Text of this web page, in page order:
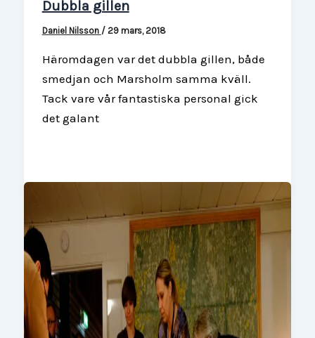
Dubbla gillen
Daniel Nilsson / 29 mars, 2018
Häromdagen var det dubbla gillen, både
smedjan och Marsholm samma kväll.
Tack vare vår fantastiska personal gick
det galant